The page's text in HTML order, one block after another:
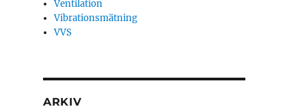
Ventilation
Vibrationsmätning
VVS
ARKIV